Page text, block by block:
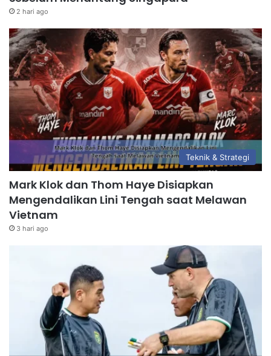
2 hari ago
Teknik & Strategi
Mark Klok dan Thom Haye Disiapkan
Mengendalikan Lini Tengah saat Melawan
Vietnam
3 hari ago